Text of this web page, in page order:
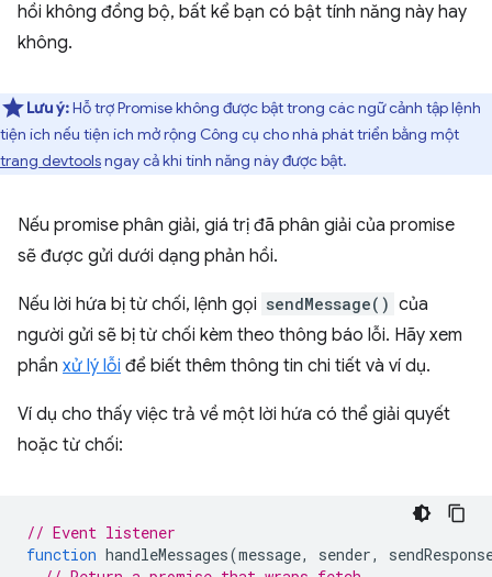
hồi không đồng bộ, bất kể bạn có bật tính năng này hay
không.
Lưu ý:Hỗ trợ Promise không được bật trong các ngữ cảnh tập lệnh
tiện ích nếu tiện ích mở rộng Công cụ cho nhà phát triển bằng một
trang devtoolsngay cả khi tính năng này được bật.
Nếu promise phân giải, giá trị đã phân giải của promise
sẽ được gửi dưới dạng phản hồi.
Nếu lời hứa bị từ chối, lệnh gọi sendMessage() của
người gửi sẽ bị từ chối kèm theo thông báo lỗi. Hãy xem
phần xử lý lỗi để biết thêm thông tin chi tiết và ví dụ.
Ví dụ cho thấy việc trả về một lời hứa có thể giải quyết
hoặc từ chối:
// Event listener
function handleMessages(message, sender,